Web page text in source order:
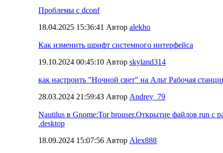
Проблемы с dconf
18.04.2025 15:36:41 Автор alekho
Как изменить шрифт системного интерфейса
19.10.2024 00:45:10 Автор skyland314
как настроить "Ночной свет" на Альт Рабочая
28.03.2024 21:59:43 Автор Andrey_79
Nautilus в Gnome:Tor brouser.Открытие файлов run с
.desktop
18.09.2024 15:07:56 Автор Alex888